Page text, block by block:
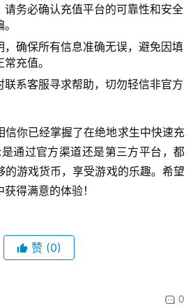
请务必确认充值平台的可靠性和安全
，确保所有信息准确无误，避免因填
充值。
联系客服寻求帮助，切勿轻信非官方
信你已经掌握了在绝地求生中快速充
通过官方渠道还是第三方平台，都
的游戏货币，享受游戏的乐趣。希望
得满意的体验！
赞 (0)
0